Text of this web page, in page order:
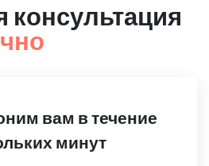
консультация
вам в течение
минут